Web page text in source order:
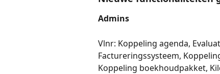
Admins
Vlnr: Koppeling agenda,
Factureringssysteem,
Koppeling boekhoudpakket,